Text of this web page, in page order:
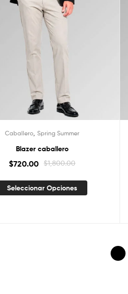
Caballero ,Spring Summer
Blazer caballero
$1,800.00
$720.00
Seleccionar Opciones